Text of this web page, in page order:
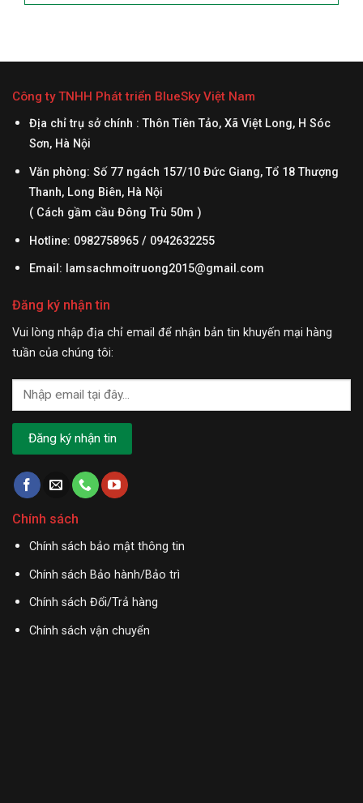
Công ty TNHH Phát triển BlueSky Việt Nam
Địa chỉ trụ sở chính : Thôn Tiên Tảo, Xã Việt Long, H Sóc
Sơn, Hà Nội
Văn phòng: Số 77 ngách 157/10 Đức Giang, Tổ 18 Thượng
Thanh, Long Biên, Hà Nội
( Cách gầm cầu Đông Trù 50m )
Hotline: 0982758965 / 0942632255
Email: lamsachmoitruong2015@gmail.com
Đăng ký nhận tin
Vui lòng nhập địa chỉ email để nhận bản tin khuyến mại hàng
tuần của chúng tôi:
Chính sách
Chính sách bảo mật thông tin
Chính sách Bảo hành/Bảo trì
Chính sách Đổi/Trả hàng
Chính sách vận chuyển